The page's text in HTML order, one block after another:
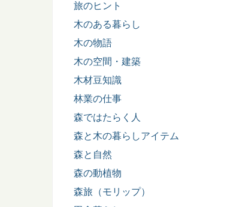
旅のヒント
木のある暮らし
木の物語
木の空間・建築
木材豆知識
林業の仕事
森ではたらく人
森と木の暮らしアイテム
森と自然
森の動植物
森旅（モリップ）